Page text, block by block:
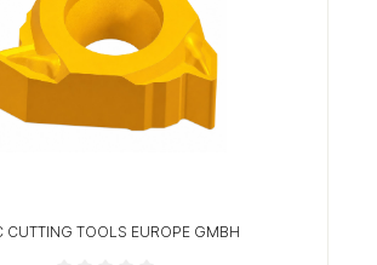
CUTTING TOOLS EUROPE GMBH